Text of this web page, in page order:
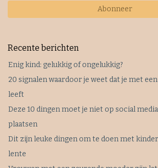
Abonneer
Recente berichten
Enig kind: gelukkig of ongelukkig?
20 signalen waardoor je weet dat je met
leeft
Deze 10 dingen moet je niet op social media
plaatsen
Dit zijn leuke dingen om te doen met
lente